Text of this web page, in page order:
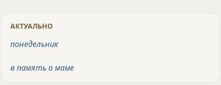
АКТУАЛЬНО
понедельник
в память о маме